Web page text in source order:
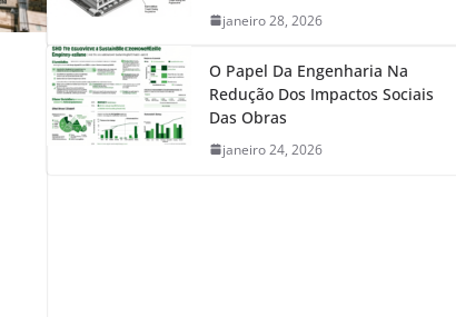
janeiro 28, 2026
O Papel Da Engenharia Na
Redução Dos Impactos Sociais
Das Obras
janeiro 24, 2026